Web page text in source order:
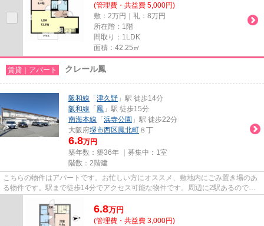
(管理費・共益費 5,000円)
敷：2万円｜礼：8万円
所在階：1階
間取り：1LDK
面積：42.25㎡
賃貸｜アパート クレール鳳
阪和線 「 津久野 」駅 徒歩14分
阪和線 「 鳳 」駅 徒歩15分
南海本線 「 浜寺公園 」駅 徒歩22分
大阪府堺市西区鳳北町 ８丁
6.8万円
築年数：築36年 ｜募集中： 1室
階数：2階建
こちらの物件はアパートです。お忙しい方にオススメ、敷地内にごみ置き場のあ
る物件です。駅まで徒歩14分でアクセス可能な物件です。周辺に2駅あるので電
車通勤しやすいです。できるだ...
6.8万円
(管理費・共益費 3,000円)